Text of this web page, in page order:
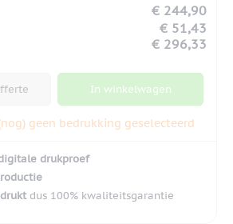
€ 244,90
€ 51,43
€ 296,33
In winkelwagen
geen bedrukking geselecteerd
drukproef
dus 100% kwaliteitsgarantie